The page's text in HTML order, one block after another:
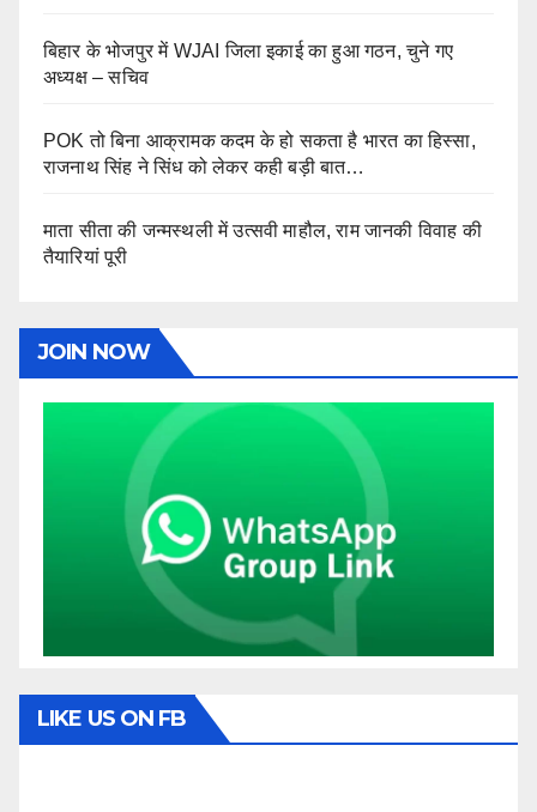
बिहार के भोजपुर में WJAI जिला इकाई का हुआ गठन, चुने गए
अध्यक्ष – सचिव
POK तो बिना आक्रामक कदम के हो सकता है भारत का हिस्सा,
राजनाथ सिंह ने सिंध को लेकर कही बड़ी बात…
माता सीता की जन्मस्थली में उत्सवी माहौल, राम जानकी विवाह की
तैयारियां पूरी
JOIN NOW
LIKE US ON FB